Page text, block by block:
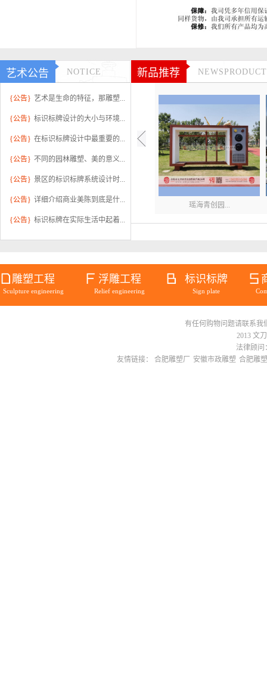
艺术公告 NOTICE
{公告} 艺术是生命的特征，那雕塑...
{公告} 标识标牌设计的大小与环境...
{公告} 在标识标牌设计中最重要的...
{公告} 不同的园林雕塑、美的意义...
{公告} 景区的标识标牌系统设计时...
{公告} 详细介绍商业美陈到底是什...
{公告} 标识标牌在实际生活中起着...
新品推荐 NEWSPRODUCT
瑶海青创园...
华邦蜀山别...
雕塑工程
Sculpture engineering
浮雕工程
Relief engineering
标识标牌
Sign plate
有任何购物问题请联系我
2013 文
法律顾问
友情链接： 合肥雕塑厂 安徽市政雕塑 合肥雕